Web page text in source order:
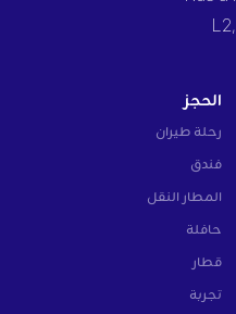
الحجز
رحلة طيران
فندق
المطار النقل
حافلة
قطار
تجربة